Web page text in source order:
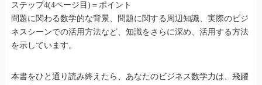
ステップ4(4ページ目)＝ポイント
問題に関わる数学的な背景、問題に関する周辺知識、実際のビジ
ネスシーンでの活用方法など、知識をさらに深め、活用する方法
を示しています。
本書をひと通り読み終えたら、あなたのビジネス数学力は、飛躍